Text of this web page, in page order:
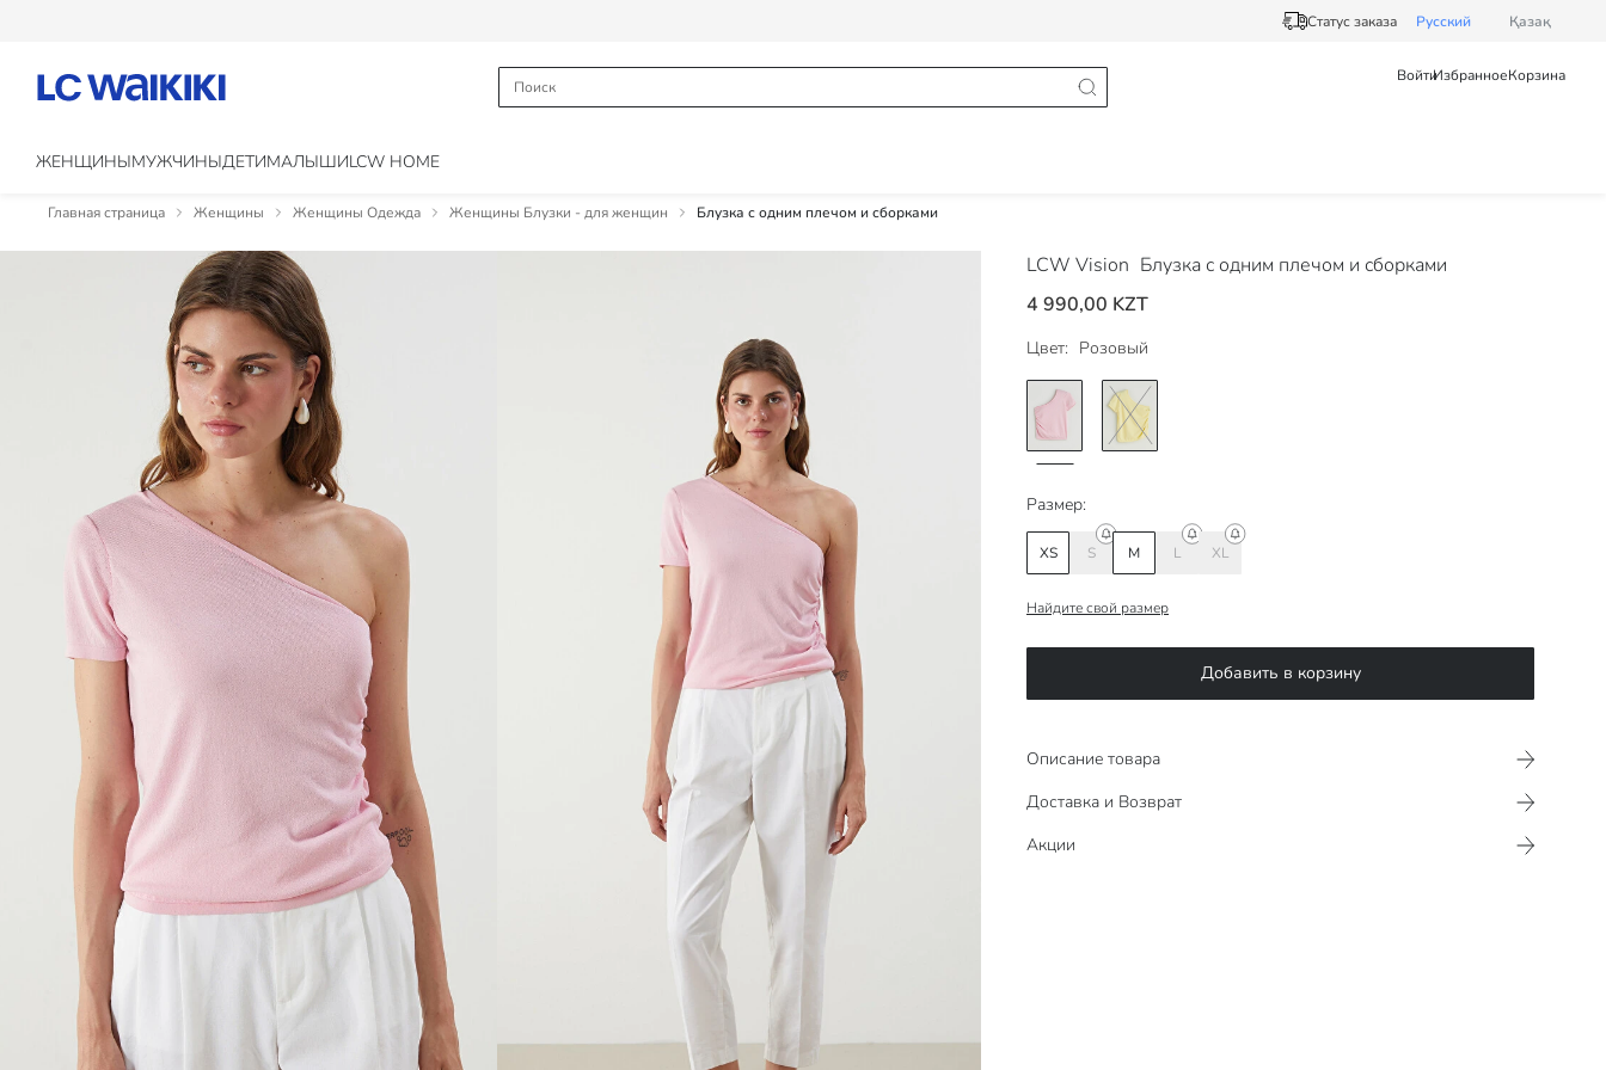
Статус заказа Pусский Қазақ
ВойтиИзбранноеКорзина
ЖЕНЩИНЫМУЖЧИНЫДЕТИМАЛЫШИLCW HOME
Главная страница Женщины Женщины Одежда Женщины Блузки - для женщин Блузка с одним плечом и сборками
LCW Vision Блузка с одним плечом и сборками
4 990,00 KZT
Цвет: Розовый
Размер:
XS S M L XL
Найдите свой размер
Добавить в корзину
Описание товара
Доставка и Возврат
Акции